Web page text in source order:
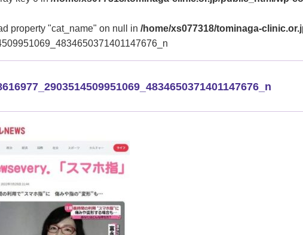
property "cat_name" on null in /home/xs077318/tominaga-